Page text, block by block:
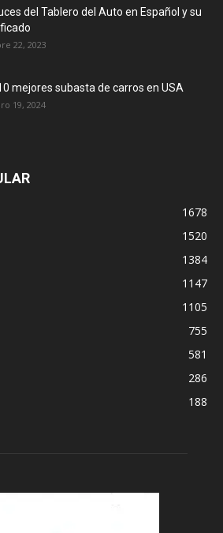
del Tablero del Auto en Español y su
22, 2023
mejores subasta de carros en USA
19, 2024
1678
1520
1384
1147
1105
755
581
286
188